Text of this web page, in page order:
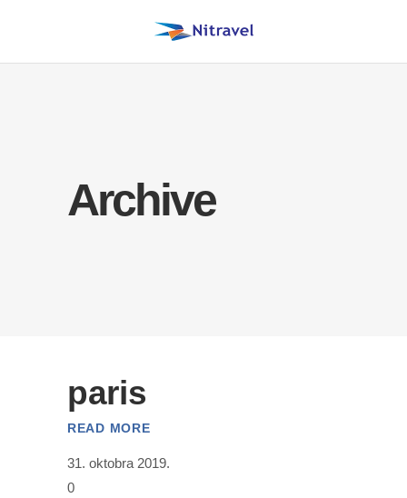
Archive
paris
READ MORE
31. oktobra 2019.
0